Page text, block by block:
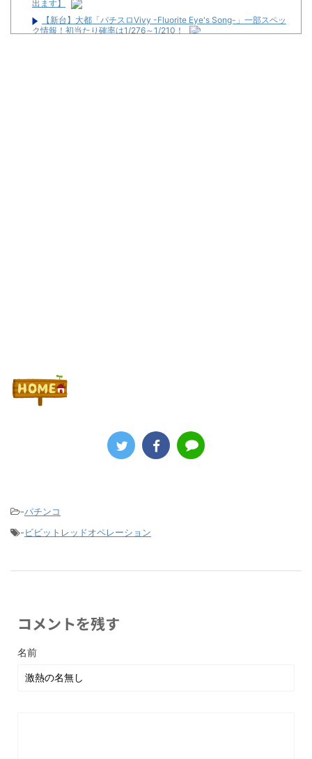
出ます】
【新台】大都「パチスロVivy -Fluorite Eye's Song-」一部スペッ
ク情報！初当たり確率は1/276～1/210！
-パチンコ
-ビビットレッドオペレーション
コメントを残す
名前